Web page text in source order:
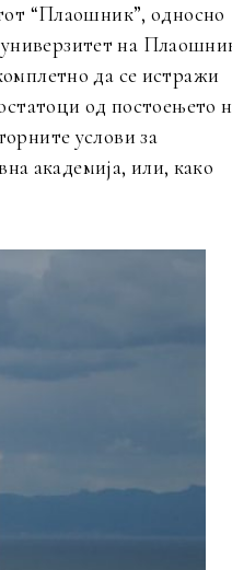
“Плаошник”, односно
на
да се истражи
од постоењето
услови за
академија, или, како